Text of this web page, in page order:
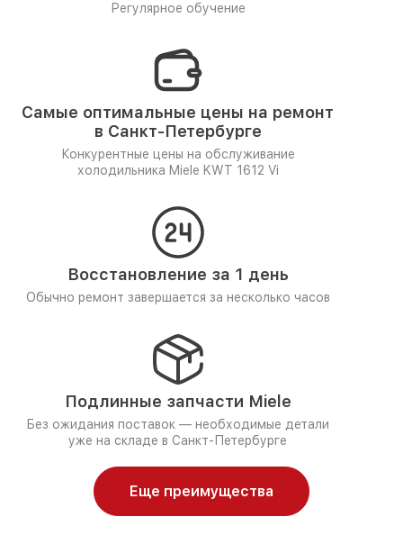
Регулярное обучение
Самые оптимальные цены на ремонт
в Санкт-Петербурге
Конкурентные цены на обслуживание
холодильника Miele KWT 1612 Vi
Восстановление за 1 день
Обычно ремонт завершается за несколько часов
Подлинные запчасти Miele
Без ожидания поставок — необходимые детали
уже на складе в Санкт-Петербурге
Еще преимущества